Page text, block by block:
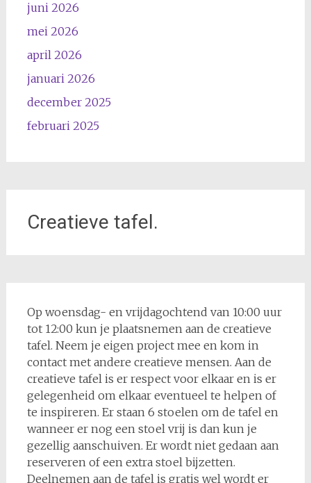
juni 2026
mei 2026
april 2026
januari 2026
december 2025
februari 2025
Creatieve tafel.
Op woensdag- en vrijdagochtend van 10:00 uur
tot 12:00 kun je plaatsnemen aan de creatieve
tafel. Neem je eigen project mee en kom in
contact met andere creatieve mensen. Aan de
creatieve tafel is er respect voor elkaar en is er
gelegenheid om elkaar eventueel te helpen of
te inspireren. Er staan 6 stoelen om de tafel en
wanneer er nog een stoel vrij is dan kun je
gezellig aanschuiven. Er wordt niet gedaan aan
reserveren of een extra stoel bijzetten.
Deelnemen aan de tafel is gratis wel wordt er